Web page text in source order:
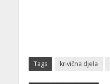
Tags krivična djela